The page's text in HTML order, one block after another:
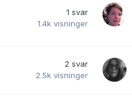
1 svar
1.4k visninger
2 svar
2.5k visninger